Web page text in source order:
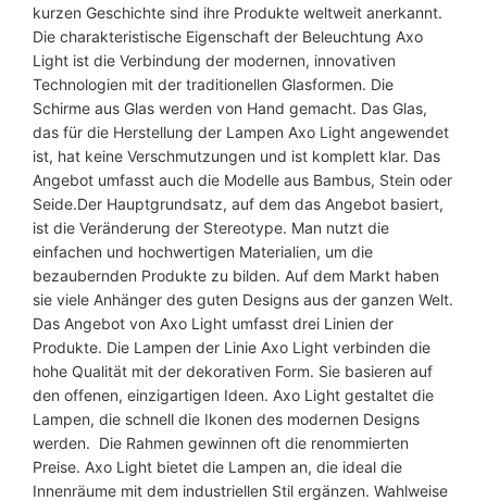
t
M
e
n
g
e
kurzen Geschichte sind ihre Produkte weltweit anerkannt.
Die charakteristische Eigenschaft der Beleuchtung Axo
Light ist die Verbindung der modernen, innovativen
Technologien mit der traditionellen Glasformen. Die
Schirme aus Glas werden von Hand gemacht. Das Glas,
das für die Herstellung der Lampen Axo Light angewendet
ist, hat keine Verschmutzungen und ist komplett klar. Das
Angebot umfasst auch die Modelle aus Bambus, Stein oder
Seide.Der Hauptgrundsatz, auf dem das Angebot basiert,
ist die Veränderung der Stereotype. Man nutzt die
einfachen und hochwertigen Materialien, um die
bezaubernden Produkte zu bilden. Auf dem Markt haben
sie viele Anhänger des guten Designs aus der ganzen Welt.
Das Angebot von Axo Light umfasst drei Linien der
Produkte. Die Lampen der Linie Axo Light verbinden die
hohe Qualität mit der dekorativen Form. Sie basieren auf
den offenen, einzigartigen Ideen. Axo Light gestaltet die
Lampen, die schnell die Ikonen des modernen Designs
werden. Die Rahmen gewinnen oft die renommierten
Preise. Axo Light bietet die Lampen an, die ideal die
Innenräume mit dem industriellen Stil ergänzen. Wahlweise